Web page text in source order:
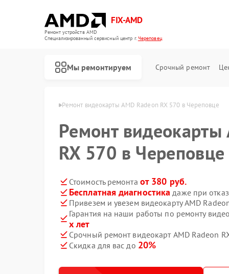
FIX-AMD
Ремонт устройств AMD
Специализированный cервисный центр г.Череповец
Мы ремонтируем Срочный ремонт
Ремонт видеокарты AMD Radeon RX 570 в Череповце
Ремонт видеокарты
RX 570 в Череповце
Стоимость ремонта от 380 руб.
Бесплатная диагностика даже при
Привезем и увезем видеокарту AMD
Гарантия на наши работы по ремонту
х лет
Срочный ремонт видеокарт AMD Radeon
Скидка для вас до 20%